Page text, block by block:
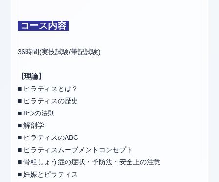
コース内容
36時間(実技試験/筆記試験)
【理論】
■ ピラティスとは？
■ ピラティスの歴史
■ 8つの法則
■ 解剖学
■ ピラティスのABC
■ ピラティスムーブメントコンセプト
■ 骨粗しょう症の症状・予防法・安全上の注意
■ 妊娠とピラティス